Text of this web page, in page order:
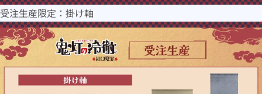
受注生産限定：掛け軸